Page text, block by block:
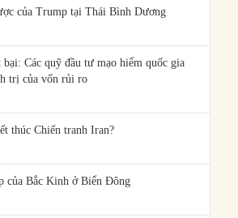
của Trump tại Thái Bình Dương
Các quỹ đầu tư mạo hiểm quốc gia
trị của vốn rủi ro
thúc Chiến tranh Iran?
của Bắc Kinh ở Biển Đông